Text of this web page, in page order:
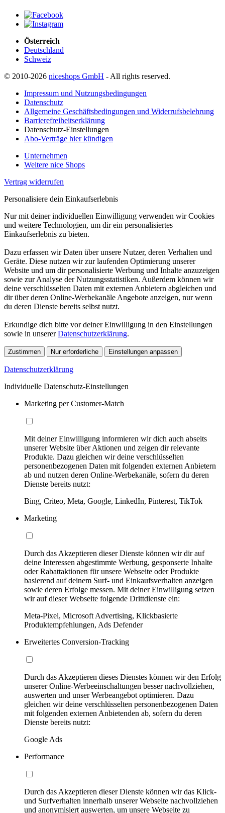
Österreich
Deutschland
Schweiz
© 2010-2026 niceshops GmbH - All rights reserved.
Impressum und Nutzungsbedingungen
Datenschutz
Allgemeine Geschäftsbedingungen und Widerrufsbelehrung
Barrierefreiheitserklärung
Datenschutz-Einstellungen
Abo-Verträge hier kündigen
Unternehmen
Weitere nice Shops
Vertrag widerrufen
Personalisiere dein Einkaufserlebnis
Nur mit deiner individuellen Einwilligung verwenden wir Cookies
und weitere Technologien, um dir ein personalisiertes
Einkaufserlebnis zu bieten.
Dazu erfassen wir Daten über unsere Nutzer, deren Verhalten und
Geräte. Diese nutzen wir zur laufenden Optimierung unserer
Website und um dir personalisierte Werbung und Inhalte anzuzeigen
sowie zur Analyse der Nutzungsstatistiken. Außerdem können wir
deine verschlüsselten Daten mit externen Anbietern abgleichen und
dir über deren Online-Werbekanäle Angebote anzeigen, nur wenn
du deren Dienste bereits selbst nutzt.
Erkundige dich bitte vor deiner Einwilligung in den Einstellungen
sowie in unsererDatenschutzerklärung.
Zustimmen Nur erforderliche Einstellungen anpassen
Datenschutzerklärung
Individuelle Datenschutz-Einstellungen
Marketing per Customer-Match
Mit deiner Einwilligung informieren wir dich auch abseits
unserer Website über Aktionen und zeigen dir relevante
Produkte. Dazu gleichen wir deine verschlüsselten
personenbezogenen Daten mit folgenden externen Anbietern
ab und nutzen deren Online-Werbekanäle, sofern du deren
Dienste bereits nutzt:
Bing, Criteo, Meta, Google, LinkedIn, Pinterest, TikTok
Marketing
Durch das Akzeptieren dieser Dienste können wir dir auf
deine Interessen abgestimmte Werbung, gesponserte Inhalte
oder Rabattaktionen für unsere Webseite oder Produkte
basierend auf deinem Surf- und Einkaufsverhalten anzeigen
sowie deren Erfolge messen. Mit deiner Einwilligung setzen
wir auf dieser Webseite folgende Drittdienste ein:
Meta-Pixel, Microsoft Advertising, Klickbasierte
Produktempfehlungen, Ads Defender
Erweitertes Conversion-Tracking
Durch das Akzeptieren dieses Dienstes können wir den Erfolg
unserer Online-Werbeeinschaltungen besser nachvollziehen,
auswerten und unser Werbeangebot optimieren. Dazu
gleichen wir deine verschlüsselten personenbezogenen Daten
mit folgenden externen Anbietenden ab, sofern du deren
Dienste bereits nutzt:
Google Ads
Performance
Durch das Akzeptieren dieser Dienste können wir das Klick-
und Surfverhalten innerhalb unserer Webseite nachvollziehen
und anonymisiert auswerten, um unsere Webseite zu